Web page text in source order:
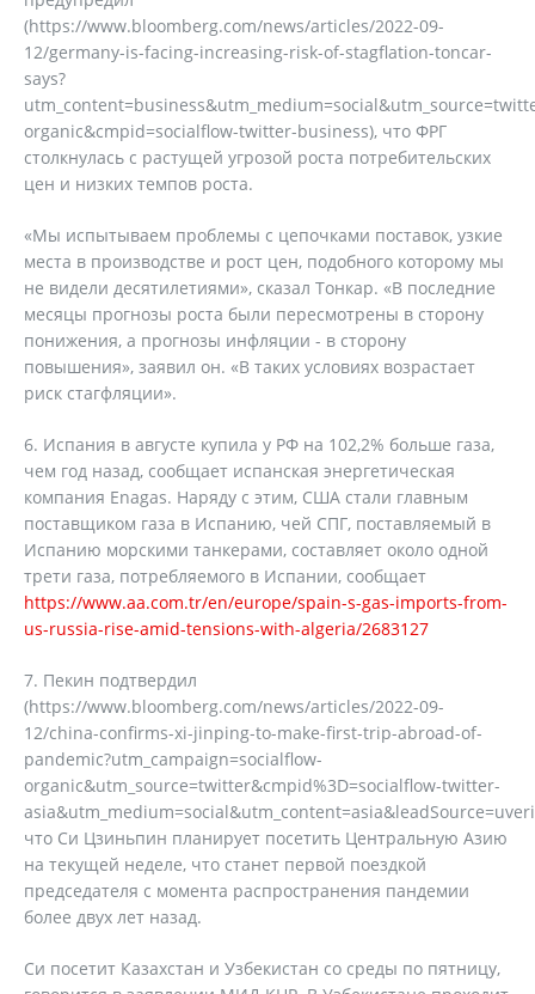
(https://www.bloomberg.com/news/articles/2022-09-
12/germany-is-facing-increasing-risk-of-stagflation-toncar-
says?
organic&cmpid=socialflow-twitter-business), что ФРГ
столкнулась с растущей угрозой роста потребительских
цен и низких темпов роста.
«Мы испытываем проблемы с цепочками поставок, узкие
места в производстве и рост цен, подобного которому мы
не видели десятилетиями», сказал Тонкар. «В последние
месяцы прогнозы роста были пересмотрены в сторону
понижения, а прогнозы инфляции - в сторону
повышения», заявил он. «В таких условиях возрастает
риск стагфляции».
6. Испания в августе купила у РФ на 102,2% больше газа,
чем год назад, сообщает испанская энергетическая
компания Enagas. Наряду с этим, США стали главным
поставщиком газа в Испанию, чей СПГ, поставляемый в
Испанию морскими танкерами, составляет около одной
трети газа, потребляемого в Испании, сообщает
https://www.aa.com.tr/en/europe/spain-s-gas-imports-from-
us-russia-rise-amid-tensions-with-algeria/2683127
7. Пекин подтвердил
(https://www.bloomberg.com/news/articles/2022-09-
12/china-confirms-xi-jinping-to-make-first-trip-abroad-of-
pandemic?utm_campaign=socialflow-
organic&utm_source=twitter&cmpid%3D=socialflow-twitter-
что Си Цзиньпин планирует посетить Центральную Азию
на текущей неделе, что станет первой поездкой
председателя с момента распространения пандемии
более двух лет назад.
Си посетит Казахстан и Узбекистан со среды по пятницу,